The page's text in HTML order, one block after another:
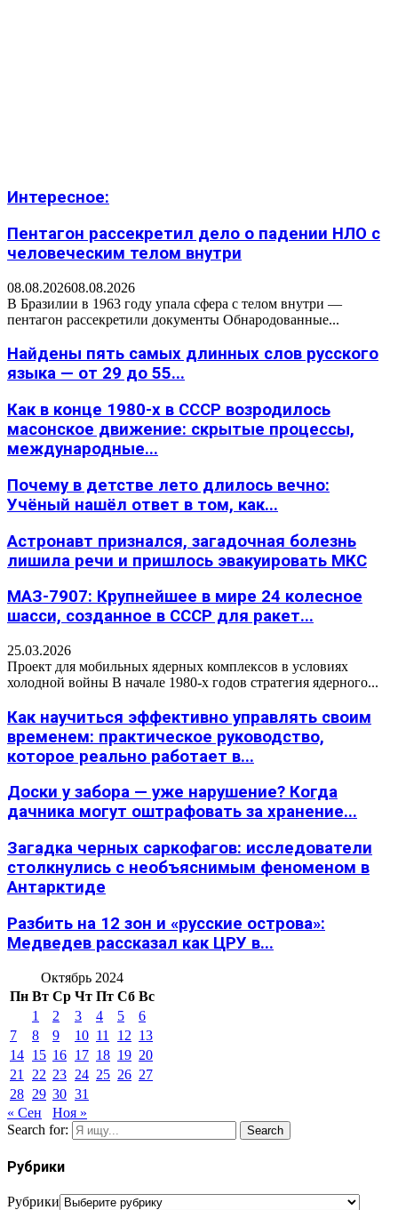
Интересное:
Пентагон рассекретил дело о падении НЛО с
человеческим телом внутри
08.08.202608.08.2026
В Бразилии в 1963 году упала сфера с телом внутри —
пентагон рассекретили документы Обнародованные...
Найдены пять самых длинных слов русского
языка — от 29 до 55...
Как в конце 1980-х в СССР возродилось
масонское движение: скрытые процессы,
международные...
Почему в детстве лето длилось вечно:
Учёный нашёл ответ в том, как...
Астронавт признался, загадочная болезнь
лишила речи и пришлось эвакуировать МКС
МАЗ-7907: Крупнейшее в мире 24 колесное
шасси, созданное в СССР для ракет...
25.03.2026
Проект для мобильных ядерных комплексов в условиях
холодной войны В начале 1980-х годов стратегия ядерного...
Как научиться эффективно управлять своим
временем: практическое руководство,
которое реально работает в...
Доски у забора — уже нарушение? Когда
дачника могут оштрафовать за хранение...
Загадка черных саркофагов: исследователи
столкнулись с необъяснимым феноменом в
Антарктиде
Разбить на 12 зон и «русские острова»:
Медведев рассказал как ЦРУ в...
Октябрь 2024
Пн Вт Ср Чт Пт Сб Вс
1
2 3 4 5
6
7
8 9 10 11 12 13
14 15 16 17 18 19 20
21
22 23 24 25 26 27
28 29 30 31
« Сен
Ноя »
Search for:
Search
Рубрики
Рубрики